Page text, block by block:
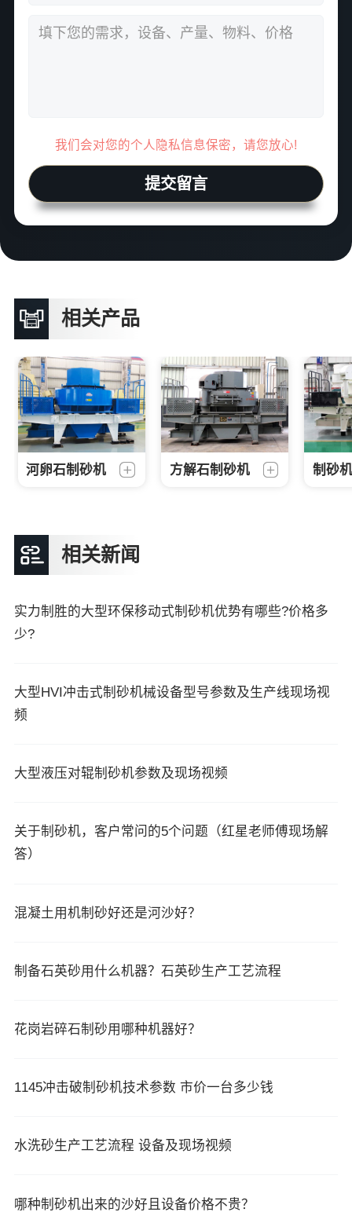
我们会对您的个人隐私信息保密，请您放心!
提交留言
相关产品
河卵石制砂机 方解石制砂机 制砂机
相关新闻
实力制胜的大型环保移动式制砂机优势有哪些?价格多
少?
大型HVI冲击式制砂机械设备型号参数及生产线现场视
频
大型液压对辊制砂机参数及现场视频
关于制砂机，客户常问的5个问题（红星老师傅现场解
答）
混凝土用机制砂好还是河沙好？
制备石英砂用什么机器？石英砂生产工艺流程
花岗岩碎石制砂用哪种机器好？
1145冲击破制砂机技术参数 市价一台多少钱
水洗砂生产工艺流程 设备及现场视频
哪种制砂机出来的沙好且设备价格不贵？